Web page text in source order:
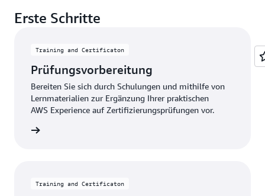
Erste Schritte
Training and Certificaton
Prüfungsvorbereitung
Bereiten Sie sich durch Schulungen und mithilfe von
Lernmaterialien zur Ergänzung Ihrer praktischen
AWS Experience auf Zertifizierungsprüfungen vor.
Training and Certificaton